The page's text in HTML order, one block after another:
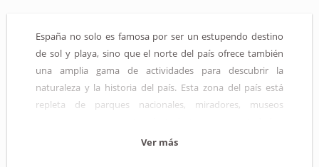
España no solo es famosa por ser un estupendo destino
de sol y playa, sino que el norte del país ofrece también
una amplia gama de actividades para descubrir la
naturaleza y la historia del país. Esta zona del país está
repleta de parques nacionales, miradores, museos
fortalezas o basílicas. El norte de España es un mosaico de
Ver más